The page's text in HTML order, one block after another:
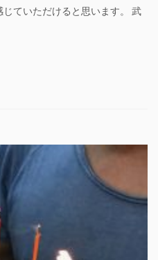
ていただけると思います。 武